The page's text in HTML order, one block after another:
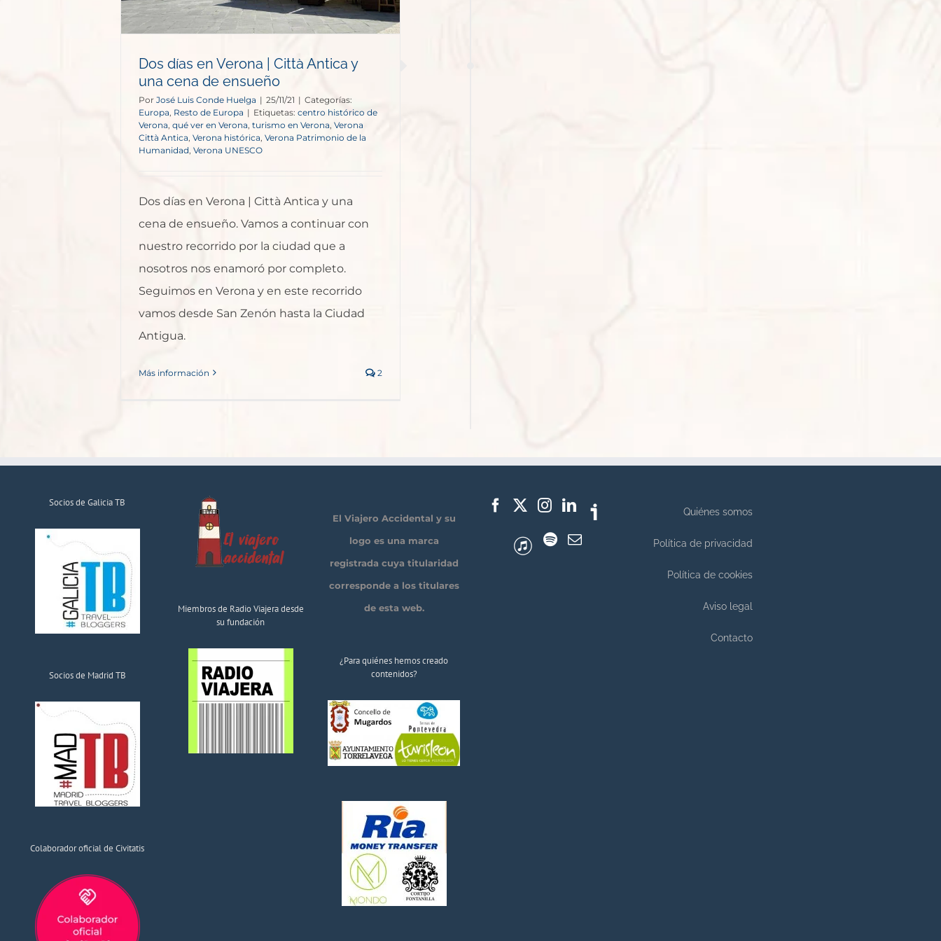
Dos días en Verona | Città Antica y
una cena de ensueño
Por José Luis Conde Huelga | 25/11/21 | Categorías:
Europa Resto de Europa | Etiquetas: centro histórico de
Verona qué ver en Verona turismo en Verona, Verona
Città Antica Verona histórica Verona Patrimonio de la
Humanidad Verona UNESCO
Dos días en Verona | Città Antica y una
cena de ensueño. Vamos a continuar con
nuestro recorrido por la ciudad que a
nosotros nos enamoró por completo.
Seguimos en Verona y en este recorrido
vamos desde San Zenón hasta la Ciudad
Antigua.
Más información 2
Socios de Galicia TB
Socios de Madrid TB
Colaborador oficial de Civitatis
Miembros de Radio Viajera desde
su fundación
El Viajero Accidental y su
logo es una marca
registrada cuya titularidad
corresponde a los titulares
de esta web.
¿Para quiénes hemos creado
contenidos?
Quiénes somos
Política de privacidad
Política de cookies
Aviso legal
Contacto